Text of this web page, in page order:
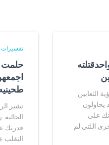
الثعابين
يحاولون
على
اللتي لم
تفسيرات
حلمت
تشير
قدرتك